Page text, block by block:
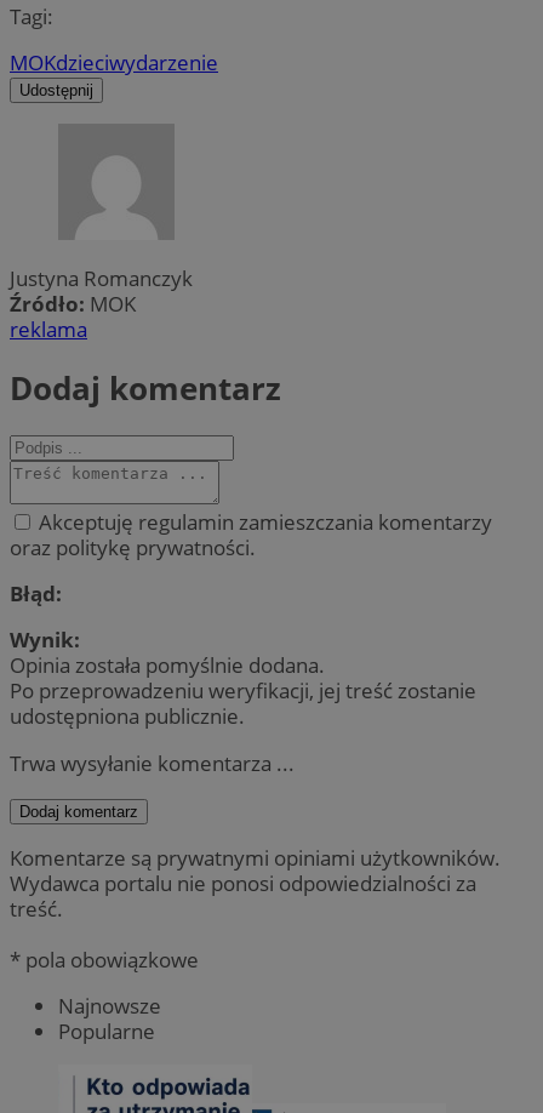
Tagi:
MOKdzieciwydarzenie
Udostępnij
Justyna Romanczyk
Źródło: MOK
reklama
Dodaj komentarz
Akceptuję regulamin zamieszczania komentarzy
oraz politykę prywatności.
Błąd:
Wynik:
Opinia została pomyślnie dodana.
Po przeprowadzeniu weryfikacji, jej treść zostanie
udostępniona publicznie.
Trwa wysyłanie komentarza ...
Dodaj komentarz
Komentarze są prywatnymi opiniami użytkowników.
Wydawca portalu nie ponosi odpowiedzialności za
treść.
* pola obowiązkowe
Najnowsze
Popularne